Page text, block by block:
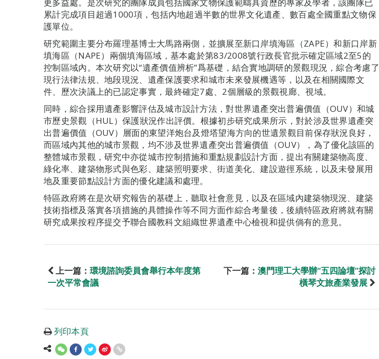
累計完成項目超過1000項，包括內地超過半數的世界文化遺產、數百處全國重點文物保
護單位。
研究範圍主要分布羅理基博士大馬路兩側，並擴展至新口岸填海區（ZAPE）和新口岸新
填海區（NAPE）兩個填海區域，基本處於第83/2008號行政長官批示確定區域2至5的
控制區域內。本次研究以“遺產價值辨析”爲基礎，結合實地調研的景觀現況，綜合考慮了
現行法律法規、地段現況、遺產保護要求和城市未來發展機遇等，以及在相關國際文
件、歷次決議上的已認定事實，最終確定7處、2個層級的景觀視廊、視域。
同時，綜合採用遺產影響評估及城市設計方法，對世界遺產突出普遍價值（OUV）和城
市歷史景觀（HUL）保護狀況作出評價。根據初步研究成果所示，對於涉及世界遺產突
出普遍價值（OUV）層面的東望洋炮台及燈塔望海方向的世遺景觀目前保存狀況良好，
而區域內其他的城市景觀，均不涉及世界遺產突出普遍價值（OUV），為了優化該區的
整體城市景觀，研究中亦從城市控制措施和重點規劃設計方面，提出有關建築物高度、
綠化率、建築物形式與色彩、建築照明要求、街道美化、建設遊徑系統，以及未發展用
地及重要節點設計方面的優化建議和處理。
特區政府將在是次研究報告的基礎上，聽取社會意見，以及在區域內建築物現況、建築
技術指標及落實各項措施的具體操作等不同方面作綜合考量後，後續特區政府將就有關
研究成果按程序提交予聯合國教科文組織世界遺產中心檢視和提供倘有的意見。
上一篇： 環境諮詢委員會舉行本年度第
一次平常會議
下一篇： 澳門理工大學辦“五四論壇”探討
橫琴文旅產業發展
列印本頁